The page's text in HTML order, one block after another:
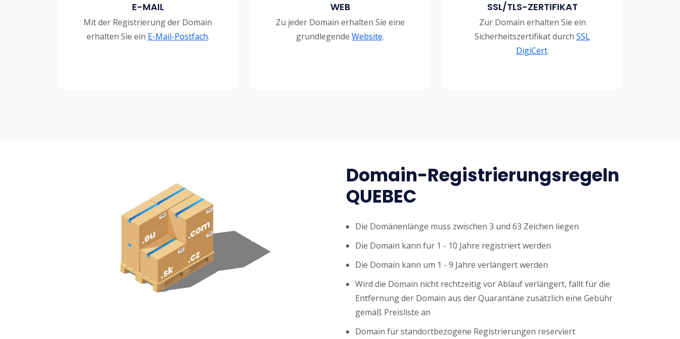
E-MAIL
Mit der Registrierung der Domain
erhalten Sie ein E-Mail-Postfach.
WEB
Zu jeder Domain erhalten Sie eine
grundlegende Website.
SSL/TLS-ZERTIFIKAT
Zur Domain erhalten Sie ein
Sicherheitszertifikat durch SSL
DigiCert.
Domain-Registrierungsregeln
QUEBEC
Die Domänenlänge muss zwischen 3 und 63 Zeichen liegen
Die Domain kann für 1 - 10 Jahre registriert werden
Die Domain kann um 1 - 9 Jahre verlängert werden
Wird die Domain nicht rechtzeitig vor Ablauf verlängert, fällt für die
Entfernung der Domain aus der Quarantäne zusätzlich eine Gebühr
gemäß Preisliste an
Domain für standortbezogene Registrierungen reserviert